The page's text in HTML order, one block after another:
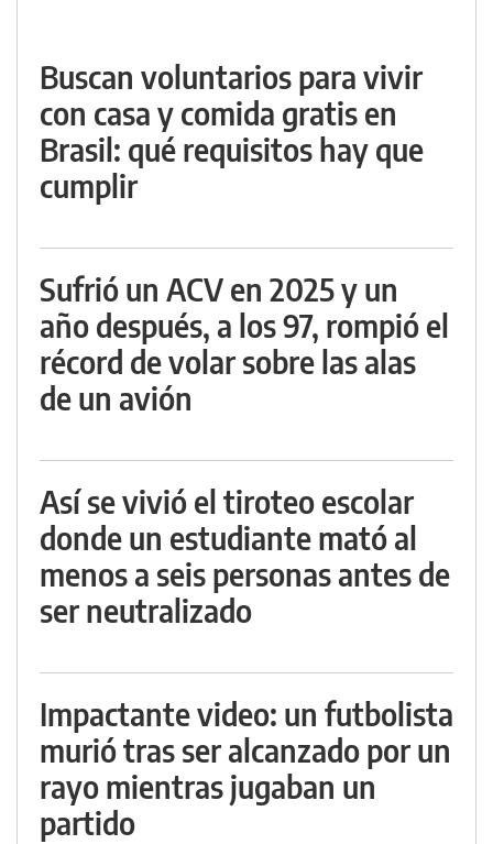
Buscan voluntarios para vivir
con casa y comida gratis en
Brasil: qué requisitos hay que
cumplir
Sufrió un ACV en 2025 y un
año después, a los 97, rompió el
récord de volar sobre las alas
de un avión
Así se vivió el tiroteo escolar
donde un estudiante mató al
menos a seis personas antes de
ser neutralizado
Impactante video: un futbolista
murió tras ser alcanzado por un
rayo mientras jugaban un
partido